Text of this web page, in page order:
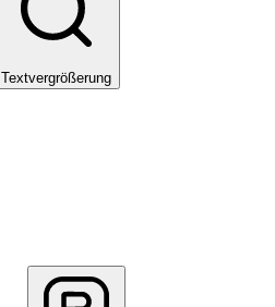
Textvergrößerung